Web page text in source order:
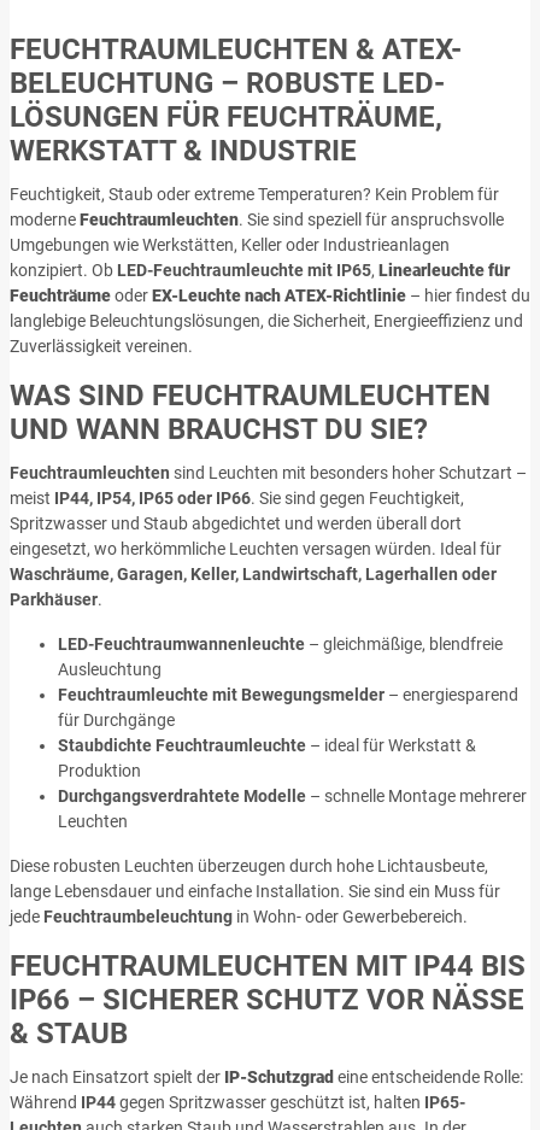
FEUCHTRAUMLEUCHTEN & ATEX-
BELEUCHTUNG – ROBUSTE LED-
LÖSUNGEN FÜR FEUCHTRÄUME,
WERKSTATT & INDUSTRIE
Feuchtigkeit, Staub oder extreme Temperaturen? Kein Problem für
moderneFeuchtraumleuchten. Sie sind speziell für anspruchsvolle
Umgebungen wie Werkstätten, Keller oder Industrieanlagen
konzipiert. Ob LED-Feuchtraumleuchte mit IP65, Linearleuchte für
FeuchträumeoderEX-Leuchte nach ATEX-Richtlinie – hier findest du
langlebige Beleuchtungslösungen, die Sicherheit, Energieeffizienz und
Zuverlässigkeit vereinen.
WAS SIND FEUCHTRAUMLEUCHTEN
UND WANN BRAUCHST DU SIE?
Feuchtraumleuchten sind Leuchten mit besonders hoher Schutzart –
meist IP44, IP54, IP65 oder IP66. Sie sind gegen Feuchtigkeit,
Spritzwasser und Staub abgedichtet und werden überall dort
eingesetzt, wo herkömmliche Leuchten versagen würden. Ideal für
Waschräume, Garagen, Keller, Landwirtschaft, Lagerhallen oder
Parkhäuser.
LED-Feuchtraumwannenleuchte – gleichmäßige, blendfreie
Ausleuchtung
Feuchtraumleuchte mit Bewegungsmelder – energiesparend
für Durchgänge
Staubdichte Feuchtraumleuchte – ideal für Werkstatt &
Produktion
Durchgangsverdrahtete Modelle – schnelle Montage mehrerer
Leuchten
Diese robusten Leuchten überzeugen durch hohe Lichtausbeute,
lange Lebensdauer und einfache Installation. Sie sind ein Muss für
jede Feuchtraumbeleuchtung in Wohn- oder Gewerbebereich.
FEUCHTRAUMLEUCHTEN MIT IP44 BIS
IP66 – SICHERER SCHUTZ VOR NÄSSE
& STAUB
Je nach Einsatzort spielt der IP-Schutzgrad eine entscheidende Rolle:
Während IP44gegen Spritzwasser geschützt ist, halten IP65-